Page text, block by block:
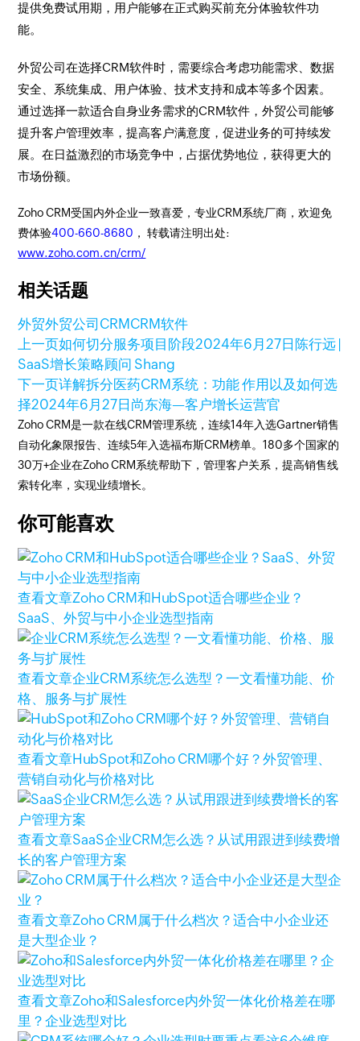
提供免费试用期，用户能够在正式购买前充分体验软件功
能。
外贸公司在选择CRM软件时，需要综合考虑功能需求、数据
安全、系统集成、用户体验、技术支持和成本等多个因素。
通过选择一款适合自身业务需求的CRM软件，外贸公司能够
提升客户管理效率，提高客户满意度，促进业务的可持续发
展。在日益激烈的市场竞争中，占据优势地位，获得更大的
市场份额。
Zoho CRM受国内外企业一致喜爱，专业CRM系统厂商，欢迎免
费体验400-660-8680 ， 转载请注明出处:
www.zoho.com.cn/crm/
相关话题
外贸外贸公司 CRM CRM软件
上一页如何切分服务项目阶段2024年6月27日 陈行远 |
SaaS增长策略顾问 Shang
下一页详解拆分医药CRM系统：功能 作用以及如何选
择2024年6月27日 尚东海—客户增长运营官
Zoho CRM是一款在线CRM管理系统，连续14年入选Gartner销售
自动化象限报告、连续5年入选福布斯CRM榜单。180多个国家的
30万+企业在Zoho CRM系统帮助下，管理客户关系，提高销售线
索转化率，实现业绩增长。
你可能喜欢
查看文章Zoho CRM和HubSpot适合哪些企业？
SaaS、外贸与中小企业选型指南
查看文章企业CRM系统怎么选型？一文看懂功能、价
格、服务与扩展性
查看文章HubSpot和Zoho CRM哪个好？外贸管理、
营销自动化与价格对比
查看文章SaaS企业CRM怎么选？从试用跟进到续费增
长的客户管理方案
查看文章Zoho CRM属于什么档次？适合中小企业还
是大型企业？
查看文章Zoho和Salesforce内外贸一体化价格差在哪
里？企业选型对比